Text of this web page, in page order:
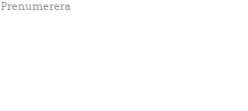
Prenumerera